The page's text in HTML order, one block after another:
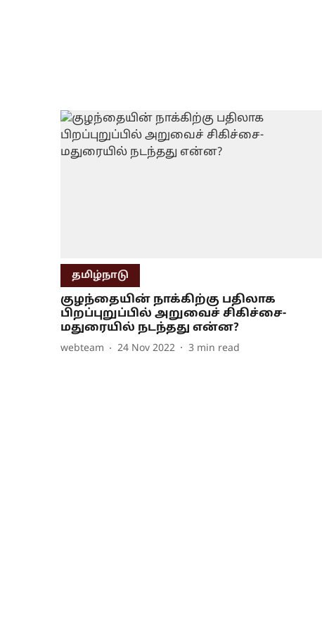
தமிழ்நாடு
குழந்தையின் நாக்கிற்கு பதிலாக
பிறப்புறுப்பில் அறுவைச் சிகிச்சை-
மதுரையில் நடந்தது என்ன?
webteam 24 Nov 2022 3 min read